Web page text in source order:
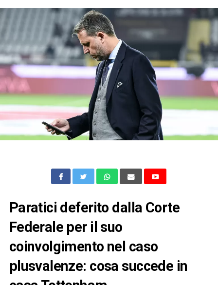
Paratici deferito dalla Corte
Federale per il suo
coinvolgimento nel caso
plusvalenze: cosa succede in